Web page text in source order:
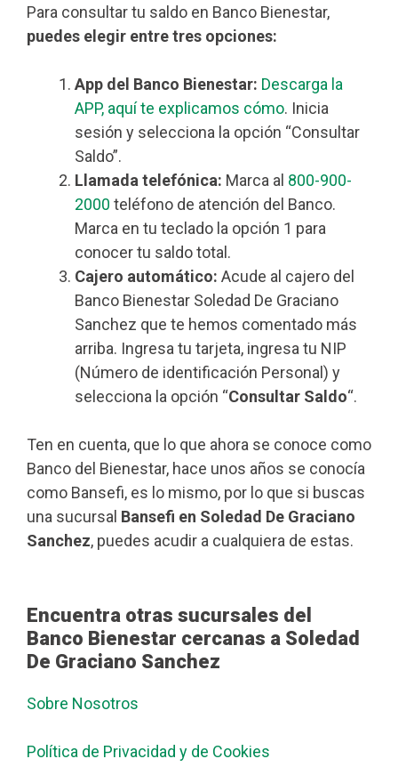
Para consultar tu saldo en Banco Bienestar,
puedes elegir entre tres opciones:
App del Banco Bienestar: Descarga la
APP, aquí te explicamos cómo. Inicia
sesión y selecciona la opción “Consultar
Saldo”.
Llamada telefónica: Marca al 800-900-
2000 teléfono de atención del Banco.
Marca en tu teclado la opción 1 para
conocer tu saldo total.
Cajero automático: Acude al cajero del
Banco Bienestar Soledad De Graciano
Sanchez que te hemos comentado más
arriba. Ingresa tu tarjeta, ingresa tu NIP
(Número de identificación Personal) y
selecciona la opción “Consultar Saldo“.
Ten en cuenta, que lo que ahora se conoce como
Banco del Bienestar, hace unos años se conocía
como Bansefi, es lo mismo, por lo que si buscas
una sucursal Bansefi en Soledad De Graciano
Sanchez, puedes acudir a cualquiera de estas.
Encuentra otras sucursales del
Banco Bienestar cercanas a Soledad
De Graciano Sanchez
Sobre Nosotros
Política de Privacidad y de Cookies